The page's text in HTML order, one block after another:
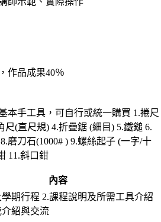
作品成果40％
本手工具，可自行或統一購買 1.捲尺
尺(直尺規) 4.折疊鋸 (細目) 5.鐵鎚 6.
磨刀石(1000# ) 9.螺絲起子 (一字/十
11.斜口鉗
內容
期行程 2.課程說明及所需工具介紹
紹與交流